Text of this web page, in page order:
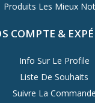
Produits Les Mieux
COMPTE &
Info Sur Le Profile
Liste De Souhaits
Suivre La Commande